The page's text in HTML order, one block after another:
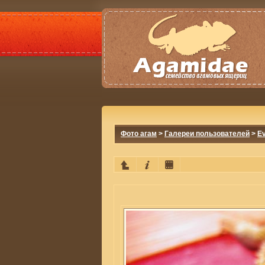
Фото агам > Галереи пользователей >